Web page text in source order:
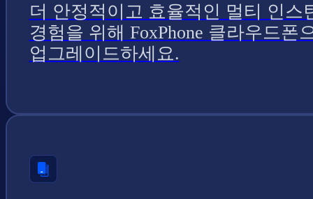
더 안정적이고 효율적인 멀티 인스
경험을 위해 FoxPhone 클라우드폰
업그레이드하세요.